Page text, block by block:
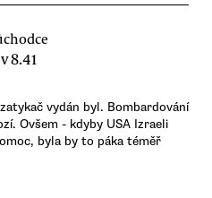
8.41
vydán byl. Bombardování
Ovšem - kdyby USA Izraeli
byla by to páka téměř